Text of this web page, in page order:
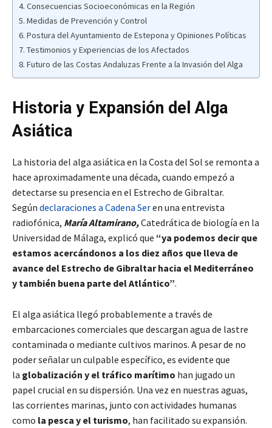
Consecuencias Socioeconómicas en la Región
Medidas de Prevención y Control
Postura del Ayuntamiento de Estepona y Opiniones Políticas
Testimonios y Experiencias de los Afectados
Futuro de las Costas Andaluzas Frente a la Invasión del Alga
Historia y Expansión del Alga
Asiática
La historia del alga asiática en la Costa del Sol se remonta a
hace aproximadamente una década, cuando empezó a
detectarse su presencia en el Estrecho de Gibraltar.
Según declaraciones a Cadena Seren una entrevista
radiofónica, María Altamirano,Catedrática de biología en la
Universidad de Málaga, explicó que “ya podemos decir que
estamos acercándonos a los diez años que lleva de
avance del Estrecho de Gibraltar hacia el Mediterráneo
y también buena parte del Atlántico”.
El alga asiática llegó probablemente a través de
embarcaciones comerciales que descargan agua de lastre
contaminada o mediante cultivos marinos. A pesar de no
poder señalar un culpable específico, es evidente que
la globalización y el tráfico marítimo han jugado un
papel crucial en su dispersión. Una vez en nuestras aguas,
las corrientes marinas, junto con actividades humanas
como la pesca y el turismo, han facilitado su expansión.